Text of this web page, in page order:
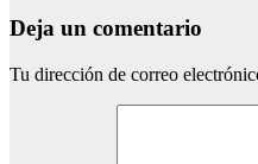
Deja un comentario
Tu dirección de correo